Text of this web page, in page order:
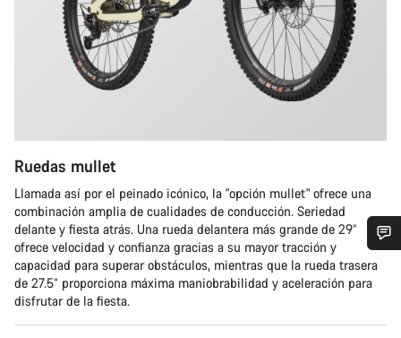
Ruedas mullet
Llamada así por el peinado icónico, la "opción mullet" ofrece una
combinación amplia de cualidades de conducción. Seriedad
delante y fiesta atrás. Una rueda delantera más grande de 29”
ofrece velocidad y confianza gracias a su mayor tracción y
capacidad para superar obstáculos, mientras que la rueda trasera
de 27.5” proporciona máxima maniobrabilidad y aceleración para
disfrutar de la fiesta.
¿Necesitas ayuda?